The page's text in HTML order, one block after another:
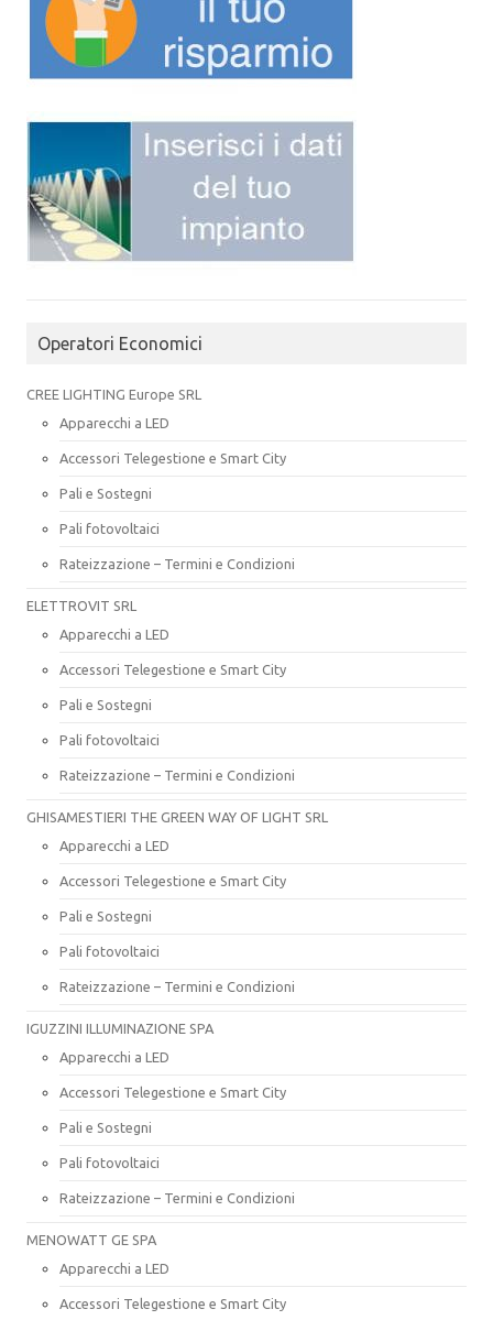
Operatori Economici
CREE LIGHTING Europe SRL
Apparecchi a LED
Accessori Telegestione e Smart City
Pali e Sostegni
Pali fotovoltaici
Rateizzazione – Termini e Condizioni
ELETTROVIT SRL
Apparecchi a LED
Accessori Telegestione e Smart City
Pali e Sostegni
Pali fotovoltaici
Rateizzazione – Termini e Condizioni
GHISAMESTIERI THE GREEN WAY OF LIGHT SRL
Apparecchi a LED
Accessori Telegestione e Smart City
Pali e Sostegni
Pali fotovoltaici
Rateizzazione – Termini e Condizioni
IGUZZINI ILLUMINAZIONE SPA
Apparecchi a LED
Accessori Telegestione e Smart City
Pali e Sostegni
Pali fotovoltaici
Rateizzazione – Termini e Condizioni
MENOWATT GE SPA
Apparecchi a LED
Accessori Telegestione e Smart City